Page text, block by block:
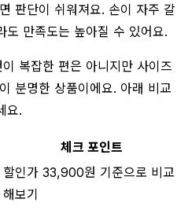
판단이 쉬워져요. 손이 자주 갈
도 만족도는 높아질 수 있어요.
복잡한 편은 아니지만 사이즈
분명한 상품이에요. 아래 비교
요.
체크 포인트
할인가 33,900원 기준으로 비교
해보기